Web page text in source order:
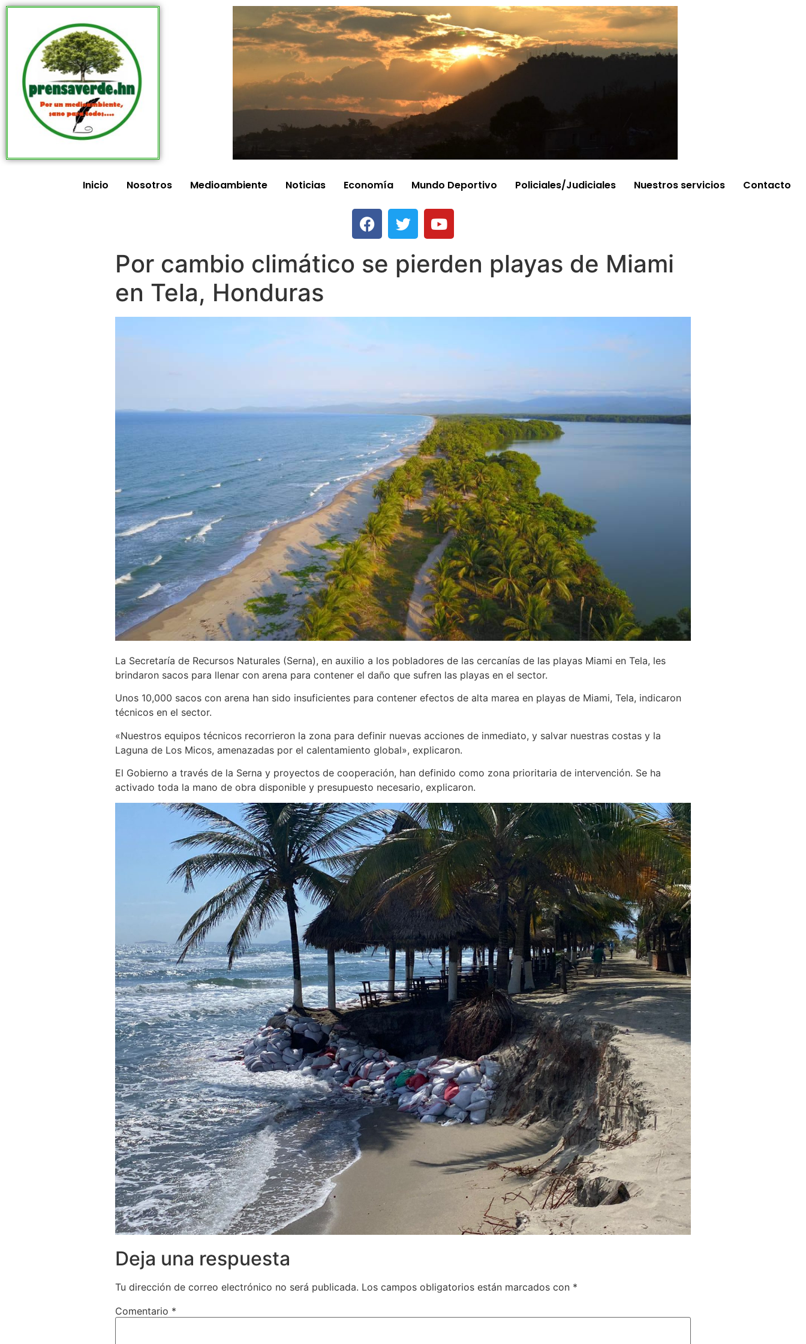
Inicio Nosotros Medioambiente Noticias Economía Mundo Deportivo Policiales/Judiciales Nuestros servicios Contacto
Por cambio climático se pierden playas de Miami
en Tela, Honduras
La Secretaría de Recursos Naturales (Serna), en auxilio a los pobladores de las cercanías de las playas Miami en Tela, les
brindaron sacos para llenar con arena para contener el daño que sufren las playas en el sector.
Unos 10,000 sacos con arena han sido insuficientes para contener efectos de alta marea en playas de Miami, Tela, indicaron
técnicos en el sector.
«Nuestros equipos técnicos recorrieron la zona para definir nuevas acciones de inmediato, y salvar nuestras costas y la
Laguna de Los Micos, amenazadas por el calentamiento global», explicaron.
El Gobierno a través de la Serna y proyectos de cooperación, han definido como zona prioritaria de intervención. Se ha
activado toda la mano de obra disponible y presupuesto necesario, explicaron.
Deja una respuesta
Tu dirección de correo electrónico no será publicada. Los campos obligatorios están marcados con *
Comentario *